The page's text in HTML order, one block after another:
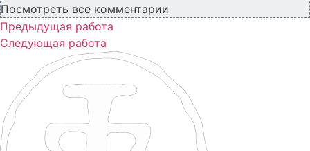
Посмотреть все комментарии
Предыдущая работа
Следующая работа